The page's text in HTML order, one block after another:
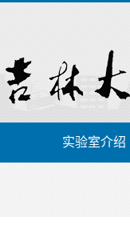
实验室介绍